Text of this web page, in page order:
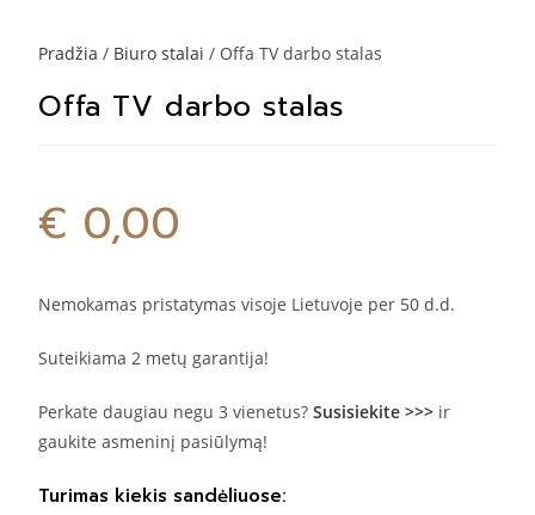
Pradžia / Biuro stalai / Offa TV darbo stalas
Offa TV darbo stalas
€ 0,00
Nemokamas pristatymas visoje Lietuvoje per 50 d.d.
Suteikiama 2 metų garantija!
Perkate daugiau negu 3 vienetus? Susisiekite >>> ir
gaukite asmeninį pasiūlymą!
Turimas kiekis sandėliuose: